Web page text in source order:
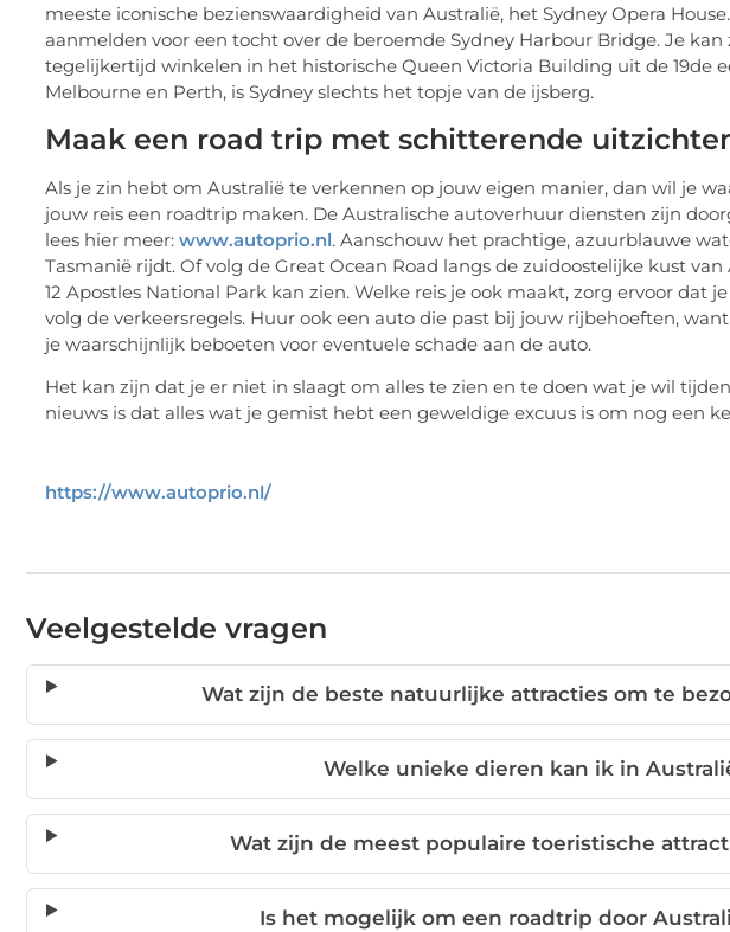
meeste iconische bezienswaardigheid van Australië, het Sydney Opera
aanmelden voor een tocht over de beroemde Sydney Harbour Bridge. Je
tegelijkertijd winkelen in het historische Queen Victoria Building uit de 19de
Melbourne en Perth, is Sydney slechts het topje van de ijsberg.
Maak een road trip met schitterende
Als je zin hebt om Australië te verkennen op jouw eigen manier, dan wil je
jouw reis een roadtrip maken. De Australische autoverhuur diensten zijn
lees hier meer: www.autoprio.nl. Aanschouw het prachtige, azuurblauwe
Tasmanië rijdt. Of volg de Great Ocean Road langs de zuidoostelijke kust
12 Apostles National Park kan zien. Welke reis je ook maakt, zorg ervoor dat
volg de verkeersregels. Huur ook een auto die past bij jouw rijbehoeften,
je waarschijnlijk beboeten voor eventuele schade aan de auto.
Het kan zijn dat je er niet in slaagt om alles te zien en te doen wat je wil
nieuws is dat alles wat je gemist hebt een geweldige excuus is om nog een
https://www.autoprio.nl/
Veelgestelde vragen
Wat zijn de beste natuurlijke attracties om te
Welke unieke dieren kan ik in
Wat zijn de meest populaire toeristische
Is het mogelijk om een roadtrip door